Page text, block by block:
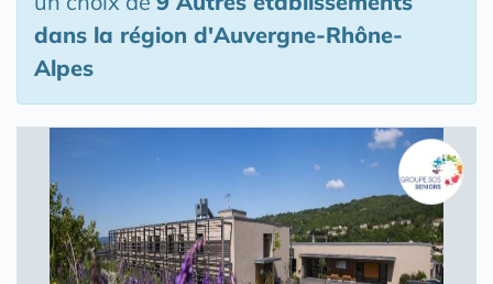
dans la région d'Auvergne-Rhône-
Alpes